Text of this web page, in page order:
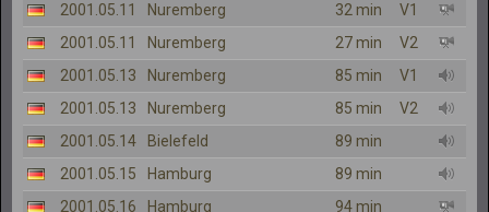
2001.05.11
Nuremberg 32 min
V1
2001.05.11
Nuremberg 27 min
V2
2001.05.13
Nuremberg 85 min
V1
2001.05.13
Nuremberg 85 min
V2
2001.05.14
Bielefeld
89 min
2001.05.15
Hamburg
89 min
2001.05.16
Hamburg
94 min